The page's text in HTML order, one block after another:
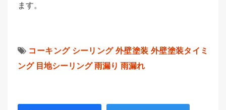
ます。
コーキング シーリング 外壁塗装 外壁塗装タイミ
ング 目地シーリング 雨漏り 雨漏れ